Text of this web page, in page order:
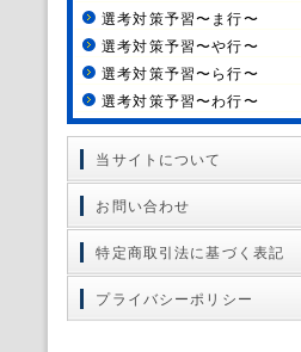
選考対策予習〜ま行〜
選考対策予習〜や行〜
選考対策予習〜ら行〜
選考対策予習〜わ行〜
当サイトについて
お問い合わせ
特定商取引法に基づく表記
プライバシーポリシー